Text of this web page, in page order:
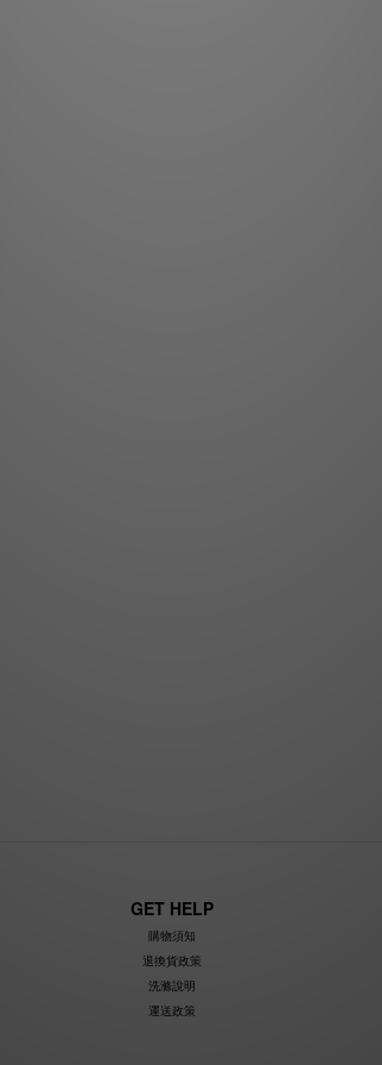
GET HELP
購物須知
退換貨政策
洗滌說明
運送政策